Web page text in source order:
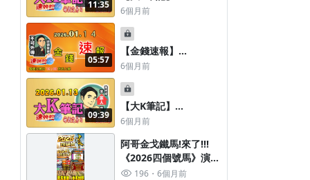
2026.0114 趕緊走？台
「天量」「月KD」
「MACD」指標都已達
標！
11:35
2026.0112我是金錢爆
6個月前
05:57
【金錢速報】
2026.01.14 我是金錢爆
杜金龍 VS. 台股技術面
大師 大人哥(賴慶浚) 來
賓資料早知道！
6個月前
09:39
【大K筆記】
2026.0113我是金錢爆
6個月前
阿哥金戈鐵馬!來了!!!
《2026四個號馬》演講
會 1/16(五)晚上20:00
196 6個月前